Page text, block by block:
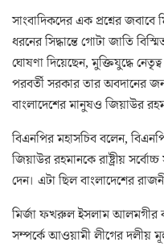
সাংবাদিকদের এক প্রশ্নের
ধরনের সিদ্ধান্তে গোটা জাতি
ঘোষণা দিয়েছেন, মুক্তিযুদ্ধে
পরবর্তী সরকার তার অবদানের
বাংলাদেশের মানুষও জিয়াউর
বিএনপির মহাসচিব বলেন,
জিয়াউর রহমানকে রাষ্ট্রীয়
দেন। এটা ছিল বাংলাদেশের
মির্জা ফখরুল ইসলাম আলমগীর
সম্পর্কে আওয়ামী লীগের দলীয়